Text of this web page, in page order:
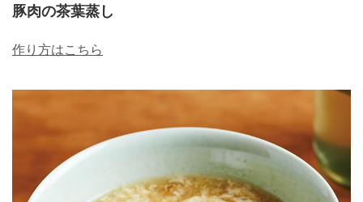
豚肉の茶葉蒸し
作り方はこちら